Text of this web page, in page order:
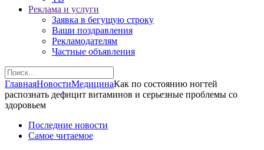
Реклама и услуги
Заявка в бегущую строку
Ваши поздравления
Рекламодателям
Частные объявления
ГлавнаяНовостиМедицинаКак по состоянию ногтей
распознать дефицит витаминов и серьезные проблемы со
здоровьем
Последние новости
Самое читаемое